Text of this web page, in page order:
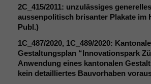
2C_415/2011: unzulässiges
aussenpolitisch brisanter Plakate im
Publ.)
1C_487/2020, 1C_489/2020:
Gestaltungsplan “Innovationspark
Anwendung eines kantonalen
kein detailliertes Bauvorhaben
Diese